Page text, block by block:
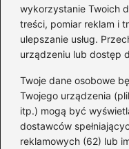
wykorzystanie Twoich
treści, pomiar reklam i
ulepszanie usług.
urządzeniu lub dostęp
Twoje dane osobowe
Twojego urządzenia
itp.) mogą być
dostawców
reklamowych (62) lub
Co należy zrobić
danych do
Przed
dokładnie
chcemy wykonać
planowanych
uzyskać bardziej